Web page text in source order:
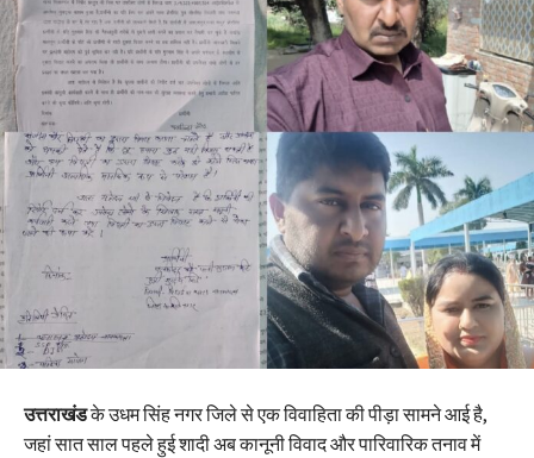
उत्तराखंडके उधम सिंह नगर जिले से एक विवाहिता की पीड़ा सामने आई है,
जहां सात साल पहले हुई शादी अब कानूनी विवाद और पारिवारिक तनाव में